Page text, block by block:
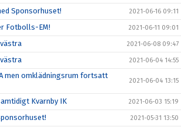
Sponsorhuset! 2021-06-16 09:11
Fotbolls-EM! 2021-06-11 09:01
2021-06-08 09:47
2021-06-04 14:55
men omklädningsrum fortsatt
2021-06-04 13:15
Kvarnby IK 2021-06-03 15:19
2021-05-31 13:50